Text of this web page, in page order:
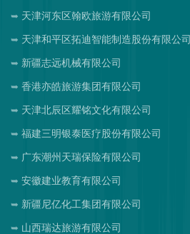
天津河东区翰欧旅游有限公司
天津和平区拓迪智能制造股份有限公司
新疆志远机械有限公司
香港亦皓旅游集团有限公司
天津北辰区耀铭文化有限公司
福建三明银泰医疗股份有限公司
广东潮州天瑞保险有限公司
安徽建业教育有限公司
新疆尼亿化工集团有限公司
山西瑞达旅游有限公司